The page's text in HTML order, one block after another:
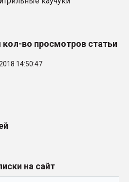
кол-во просмотров статьи
14:50:47
на сайт